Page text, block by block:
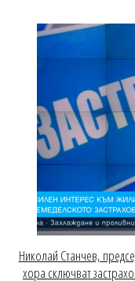
Николай Станчев,
хора сключват